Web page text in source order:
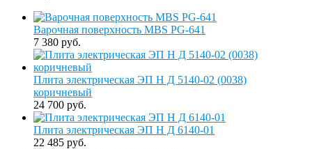
Варочная поверхность MBS PG-641
7 380 руб.
Плита электрическая ЭП Н Д 5140-02 (0038)
коричневый
24 700 руб.
Плита электрическая ЭП Н Д 6140-01
22 485 руб.